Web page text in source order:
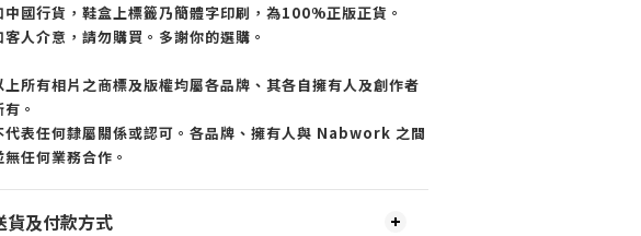
中國行貨，鞋盒上標籤乃簡體字印刷，為100%正版正貨。
客人介意，請勿購買。多謝你的選購。
上所有相片之商標及版權均屬各品牌、其各自擁有人及創作者
。
代表任何隸屬關係或認可。各品牌、擁有人與 Nabwork 之間
無任何業務合作。
貨及付款方式